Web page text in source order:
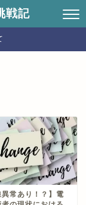
戦記
異常あり！？】電